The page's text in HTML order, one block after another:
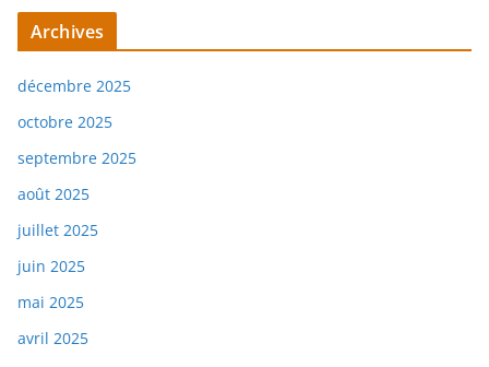
Archives
décembre 2025
octobre 2025
septembre 2025
août 2025
juillet 2025
juin 2025
mai 2025
avril 2025